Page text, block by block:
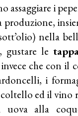
assaggiare i
nella
gustare le
che con il
i
ed il vino
uova alla